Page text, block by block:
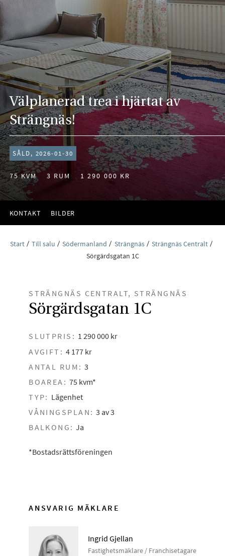
Välplanerad trea i hjärtat av
Strängnäs!
SÅLD, 2026-01-30
75 KVM 3 RUM 1 290 000 KR
KONTAKT BILDER
Start Till salu Södermanland Strängnäs
Strängnäs Centralt
Sörgärdsgatan 1C
STRÄNGNÄS CENTRALT, STRÄNGNÄS
Sörgärdsgatan 1C
SLUTPRIS: 1 290 000 kr
AVGIFT: 4 177 kr
ANTAL RUM: 3
BOAREA: 75 kvm*
TYP: Lägenhet
VÅNINGSPLAN: 3 av 3
BALKONG: Ja
*Bostadsrättsföreningen
ANSVARIG MÄKLARE
Ingrid Gjellan
Fastighetsmäklare / Franchisetagare